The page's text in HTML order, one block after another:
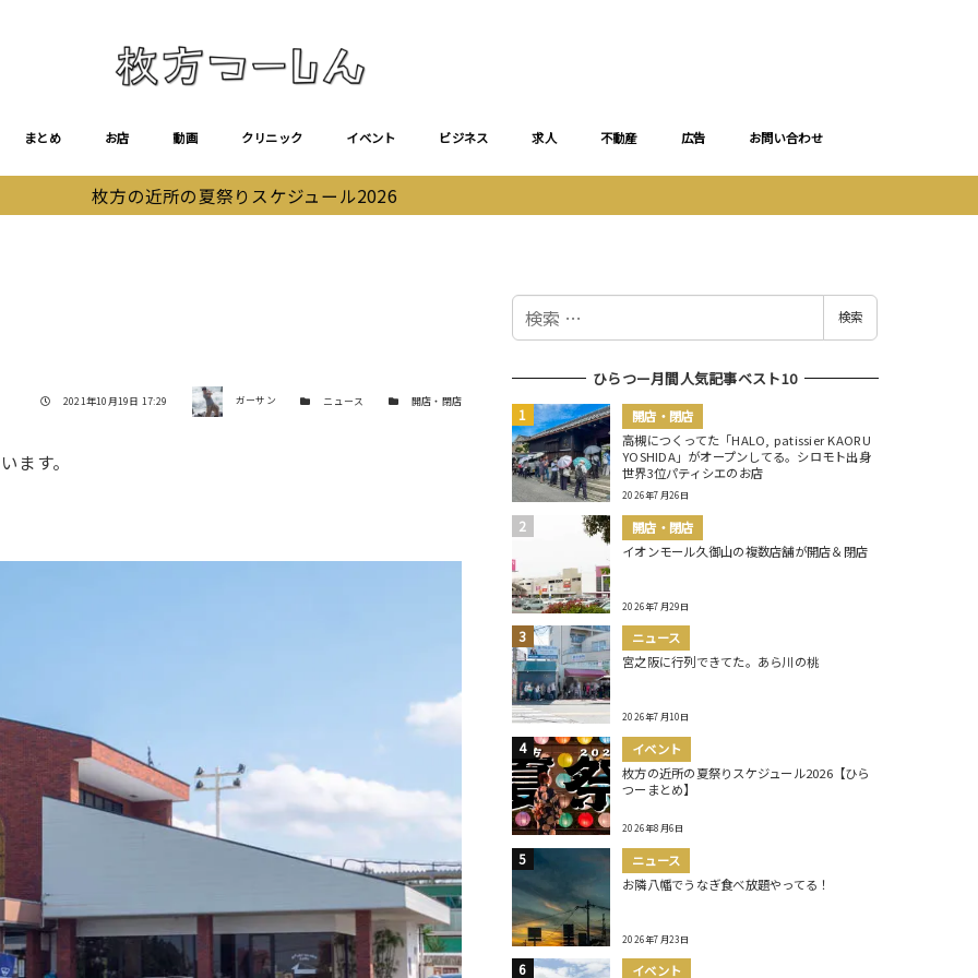
まとめ お店 動画 クリニック イベント ビジネス 求人 不動産 広告 お問い合わせ
枚方の近所の夏祭りスケジュール2026
投稿日
2021年10月19日 17:29 著者 ガーサン カテゴリー
ニュース カテゴリー開店・閉店
ます。
検
検索
ひらつー月間人気記事ベスト10
開店・閉店
高槻につくってた「HALO, patissier KAORU
YOSHIDA」がオープンしてる。シロモト出身
世界3位パティシエのお店
2026年7月26日
開店・閉店
イオンモール久御山の複数店舗が開店＆閉店
2026年7月29日
ニュース
宮之阪に行列できてた。あら川の桃
2026年7月10日
イベント
枚方の近所の夏祭りスケジュール2026【ひら
つーまとめ】
2026年8月6日
ニュース
お隣八幡でうなぎ食べ放題やってる！
2026年7月23日
イベント